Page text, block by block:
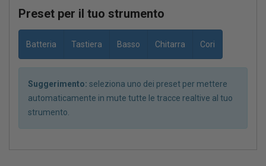
Preset per il tuo strumento
Batteria Tastiera Basso Chitarra Cori
Suggerimento: seleziona uno dei preset per mettere
automaticamente in mute tutte le tracce realtive al tuo
strumento.